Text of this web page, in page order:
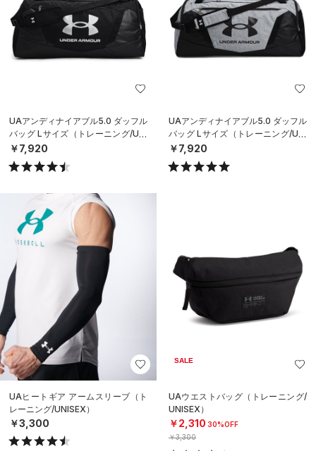
UAアンディナイアブル5.0 ダッフル
バッグ Lサイズ（トレーニング/UNI
SEX）
￥7,920
UAアンディナイアブル5.0 ダッフル
バッグ Lサイズ（トレーニング/UNI
SEX）
￥7,920
UAヒートギア アームスリーブ（ト
レーニング/UNISEX）
￥3,300
SALE
UAウエストバッグ（トレーニング/
UNISEX）
￥2,310 30%OFF
￥3,300